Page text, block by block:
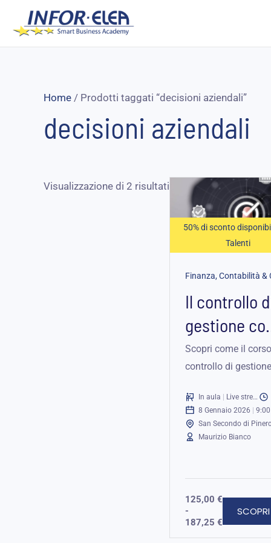
contenuto
Home / Prodotti taggati “decisioni aziendali”
decisioni aziendali
Visualizzazione di 2 risultati
50% di sconto
Talenti
Il controllo
gestione
strumento
guida
dell’azienda
Scopri come il
controllo di gestione
azienda. Impara a
pianificare,
e monitorare le...
In aula | Live streaming
8 Gennaio 2026 | 9:00
San Secondo di
Maurizio Bianco
125,00 €
-
187,25 €
Fascia
prezzo:
da
125,00 €
a
187,25 €